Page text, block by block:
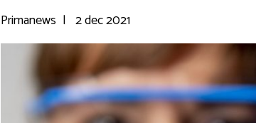
Primanews | 2 dec 2021